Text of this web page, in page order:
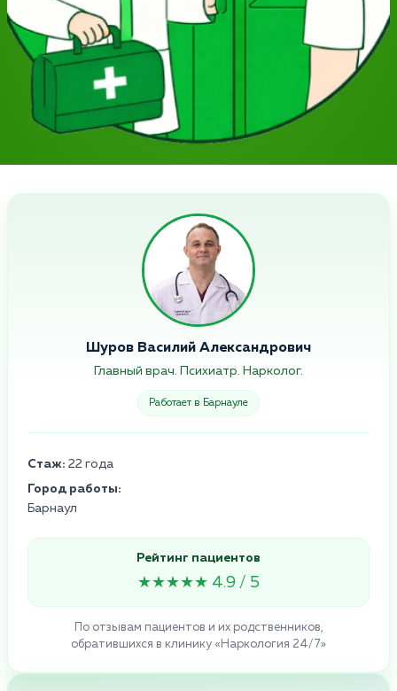
Шуров Василий Александрович
Главный врач. Психиатр. Нарколог.
Работает в Барнауле
Стаж: 22 года
Город работы:
Барнаул
Рейтинг пациентов
★★★★★ 4.9 / 5
По отзывам пациентов и их родственников,
обратившихся в клинику «Наркология 24/7»